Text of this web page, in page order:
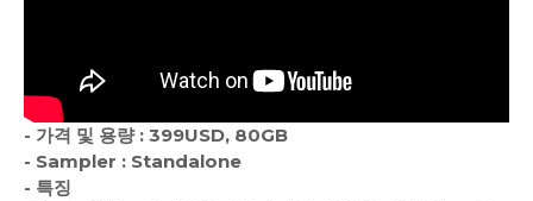
- 가격 및 용량 : 399USD, 80GB
- Sampler : Standalone
- 특징